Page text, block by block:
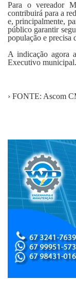
Para o vereador
contribuirá para a
e, principalmente,
público garantir
população e precisa
A indicação agora
Executivo municipal.
› FONTE: Ascom